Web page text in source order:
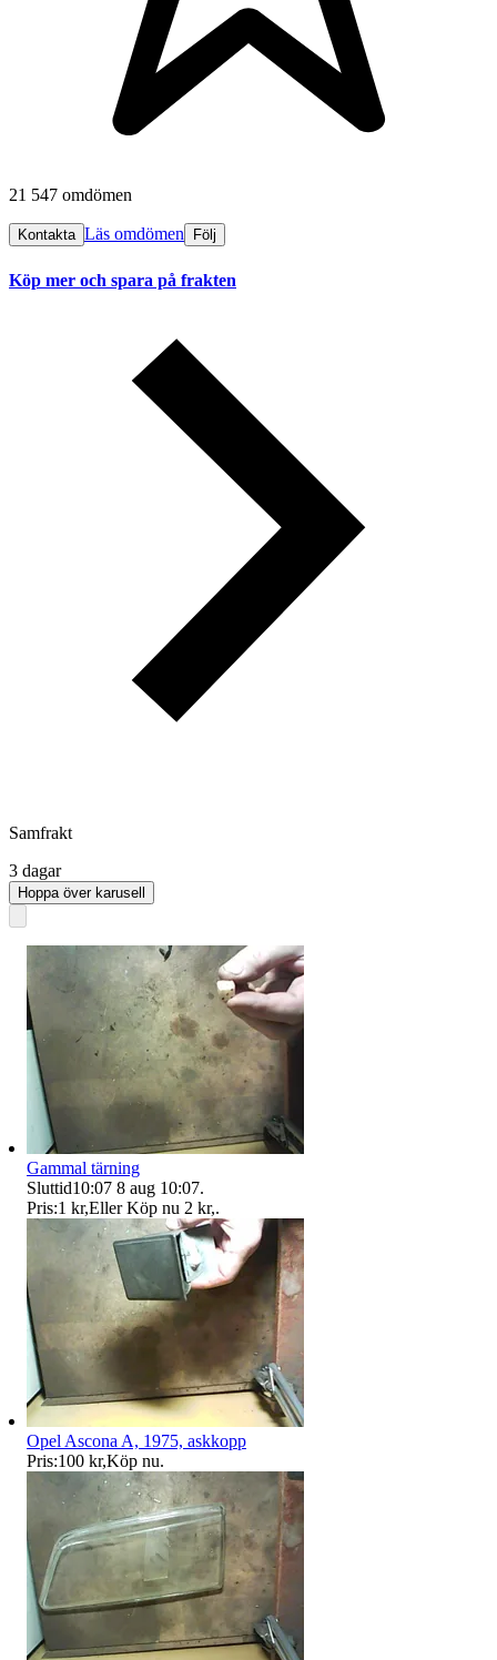
21 547 omdömen
Kontakta Läs omdömen Följ
Köp mer och spara på frakten
Samfrakt
3 dagar
Hoppa över karusell
Gammal tärning
Sluttid10:07 8 aug 10:07.
Pris:1 kr,Eller Köp nu 2 kr,.
Opel Ascona A, 1975, askkopp
Pris:100 kr,Köp nu.